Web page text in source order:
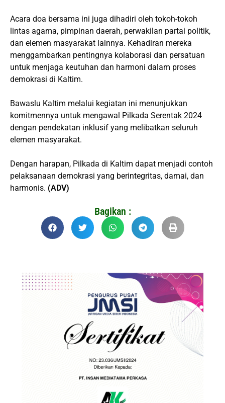
Acara doa bersama ini juga dihadiri oleh tokoh-tokoh
lintas agama, pimpinan daerah, perwakilan partai politik,
dan elemen masyarakat lainnya. Kehadiran mereka
menggambarkan pentingnya kolaborasi dan persatuan
untuk menjaga keutuhan dan harmoni dalam proses
demokrasi di Kaltim.
Bawaslu Kaltim melalui kegiatan ini menunjukkan
komitmennya untuk mengawal Pilkada Serentak 2024
dengan pendekatan inklusif yang melibatkan seluruh
elemen masyarakat.
Dengan harapan, Pilkada di Kaltim dapat menjadi contoh
pelaksanaan demokrasi yang berintegritas, damai, dan
harmonis. (ADV)
Bagikan :